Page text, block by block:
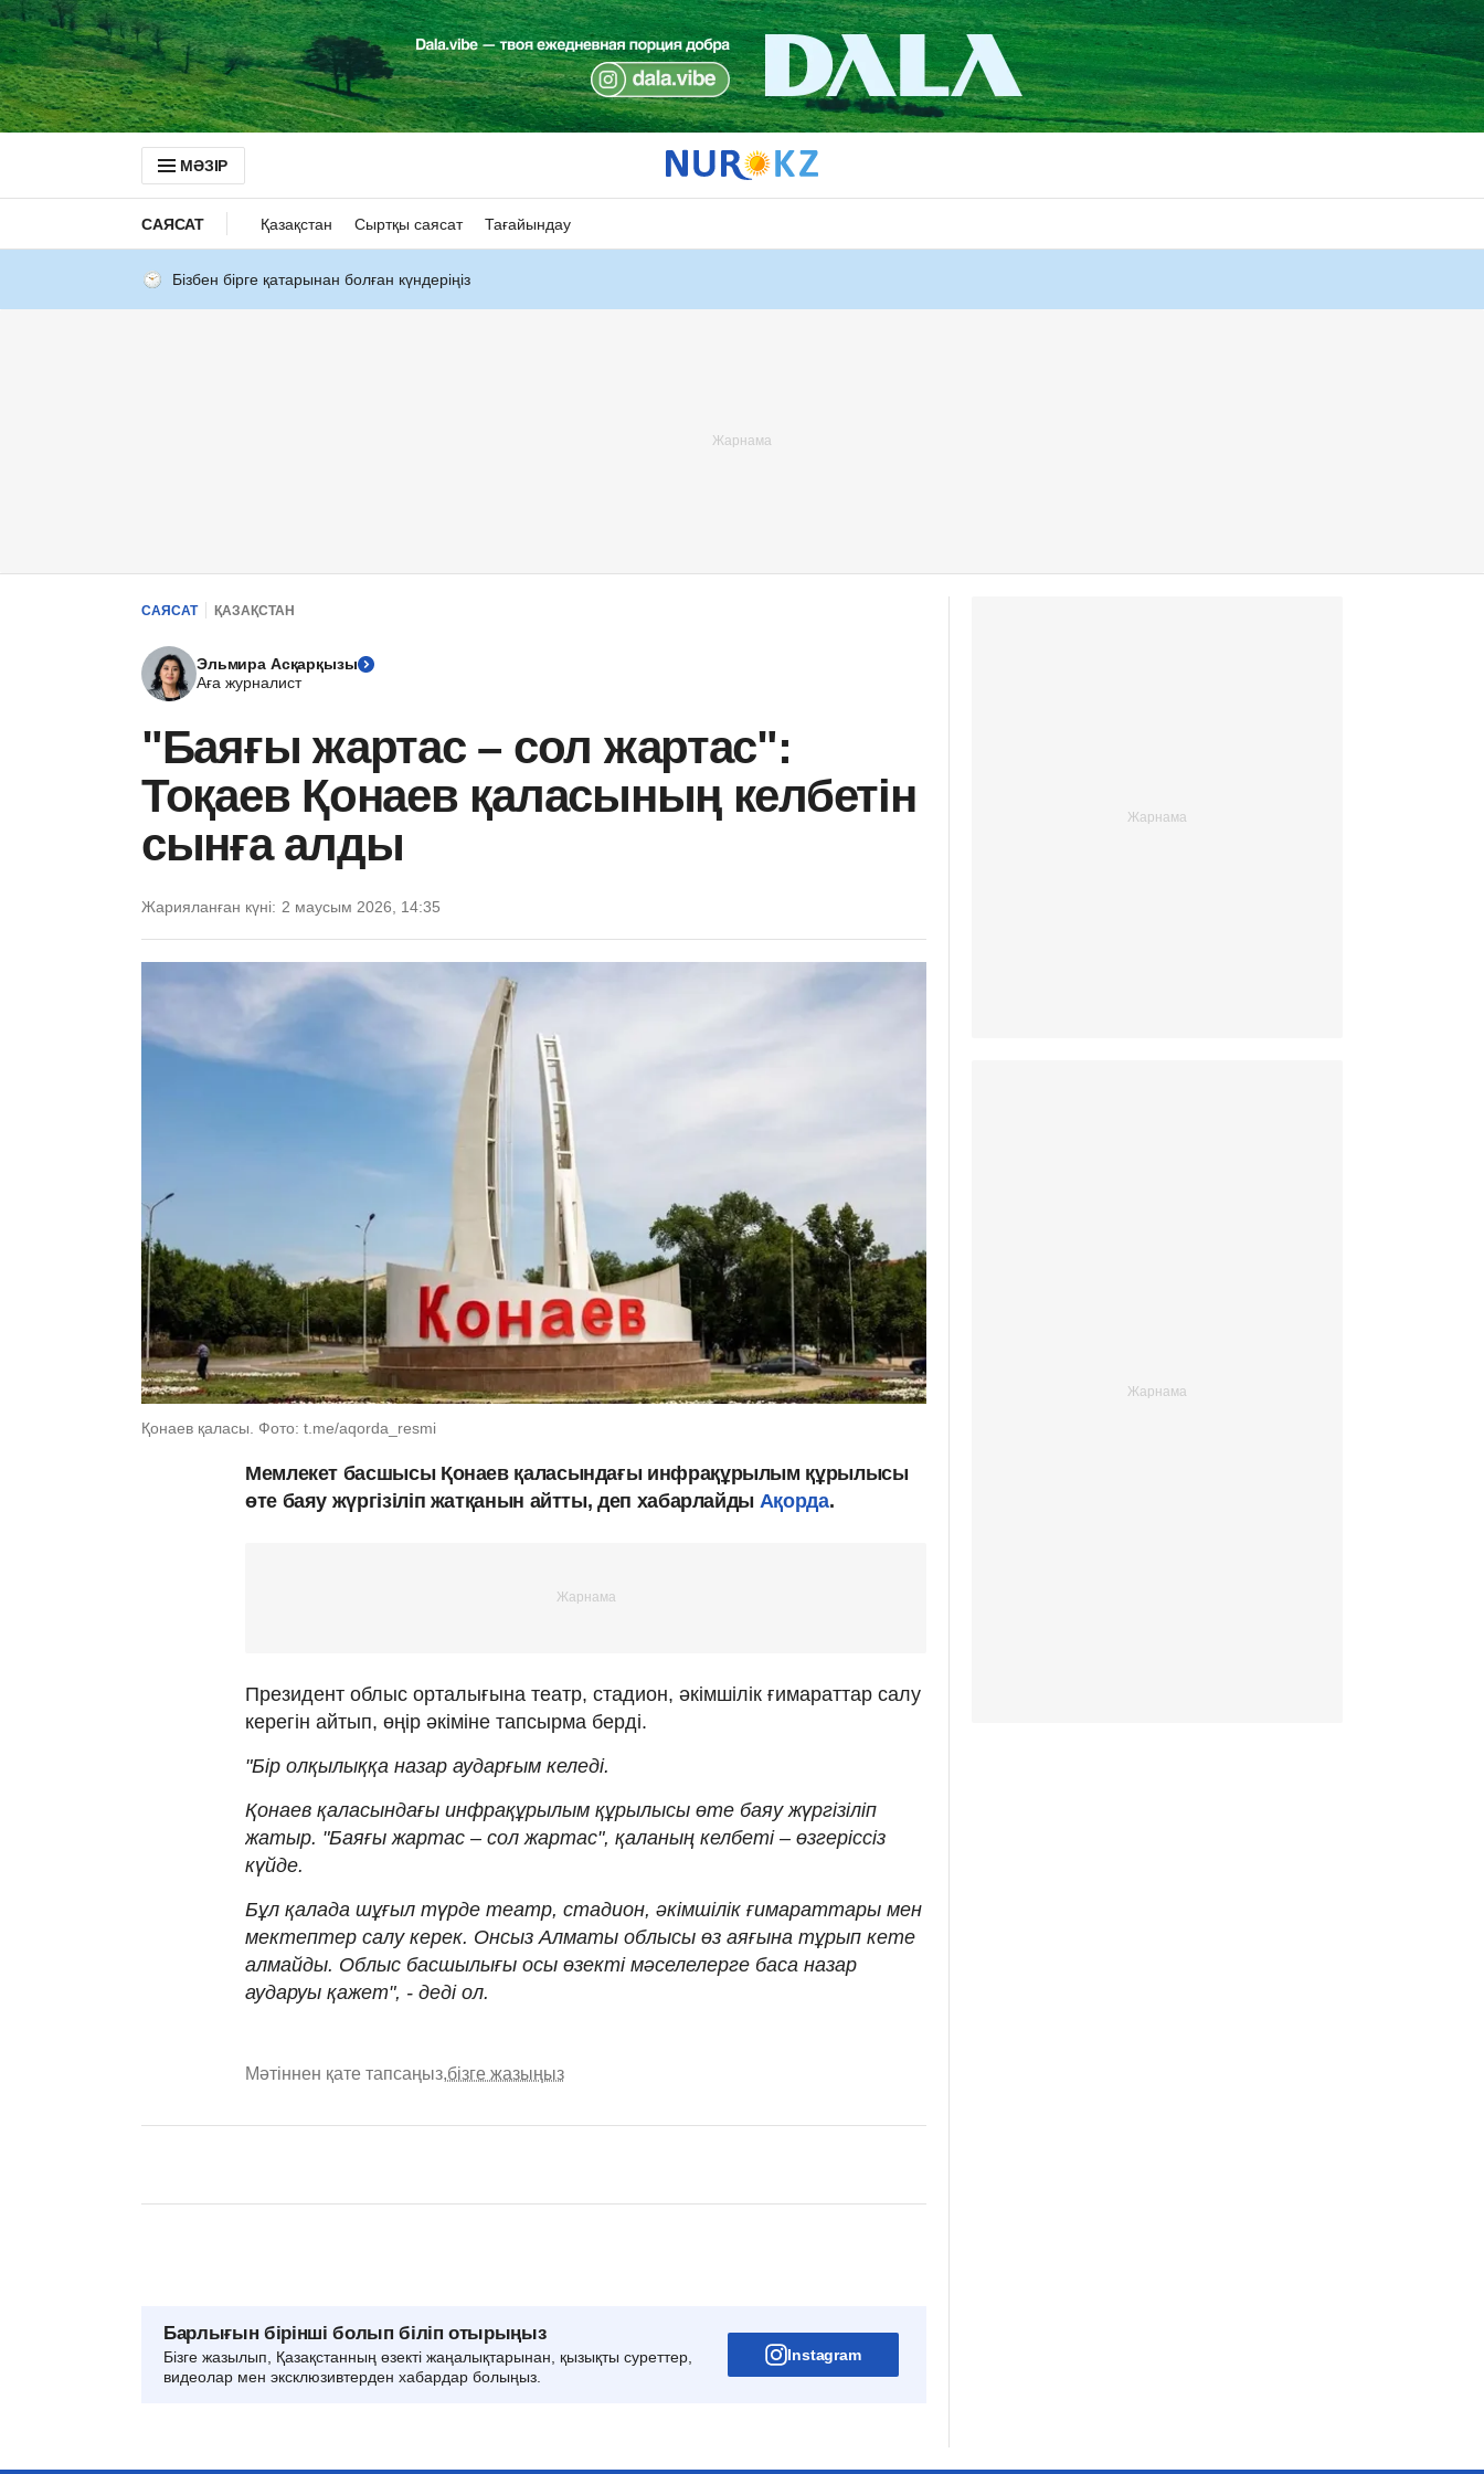
МӘЗІР
САЯСАТ Қазақстан Сыртқы саясат Тағайындау
Бізбен бірге қатарынан болған күндеріңіз
САЯСАТ ҚАЗАҚСТАН
Эльмира Асқарқызы
Аға журналист
"Баяғы жартас – сол жартас":
Тоқаев Қонаев қаласының келбетін
сынға алды
Жарияланған күні: 2 маусым 2026, 14:35
Қонаев қаласы. Фото: t.me/aqorda_resmi
Мемлекет басшысы Қонаев қаласындағы инфрақұрылым құрылысы
өте баяу жүргізіліп жатқанын айтты, деп хабарлайды Ақорда.
Президент облыс орталығына театр, стадион, әкімшілік ғимараттар салу
керегін айтып, өңір әкіміне тапсырма берді.
"Бір олқылыққа назар аударғым келеді.
Қонаев қаласындағы инфрақұрылым құрылысы өте баяу жүргізіліп
жатыр. "Баяғы жартас – сол жартас", қаланың келбеті – өзгеріссіз
күйде.
Бұл қалада шұғыл түрде театр, стадион, әкімшілік ғимараттары мен
мектептер салу керек. Онсыз Алматы облысы өз аяғына тұрып кете
алмайды. Облыс басшылығы осы өзекті мәселелерге баса назар
аударуы қажет", - деді ол.
Мәтіннен қате тапсаңыз,бізге жазыңыз
Барлығын бірінші болып біліп отырыңыз
Бізге жазылып, Қазақстанның өзекті жаңалықтарынан, қызықты суреттер,
видеолар мен эксклюзивтерден хабардар болыңыз.
Instagram